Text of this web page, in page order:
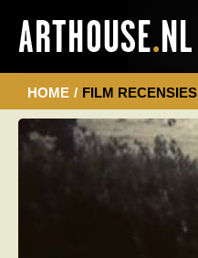
HOME / FILM RECENSIES